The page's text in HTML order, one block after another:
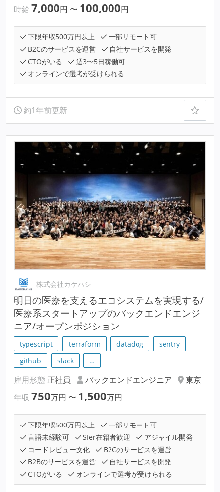
時給 7,000円 〜 100,000円
下限年収500万円以上
一部リモート可
B2Cのサービスを運営
自社サービスを開発
CTOがいる
週3〜5日稼働可
オンラインで選考が受けられる
約1年前更新
株式会社カケハシ
明⽇の医療を支えるエコシステムを実現する/
医療系スタートアップのバックエンドエンジ
ニア/オープンポジション
typescript terraform datadog
sentry
github
slack …
雇用形態 正社員 バックエンドエンジニア
東京
年収 750万円 〜 1,500万円
下限年収500万円以上
一部リモート可
言語未経験可
SIer在籍者歓迎
アジャイル開発
コードレビュー文化
B2Cのサービスを運営
B2Bのサービスを運営
自社サービスを開発
CTOがいる
オンラインで選考が受けられる